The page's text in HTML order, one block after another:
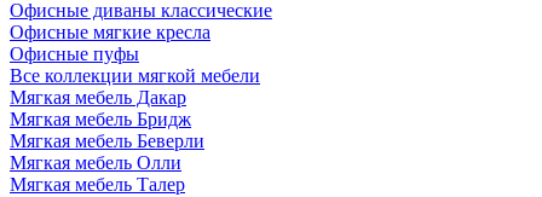
Офисные диваны классические
Офисные мягкие кресла
Офисные пуфы
Все коллекции мягкой мебели
Мягкая мебель Дакар
Мягкая мебель Бридж
Мягкая мебель Беверли
Мягкая мебель Олли
Мягкая мебель Талер